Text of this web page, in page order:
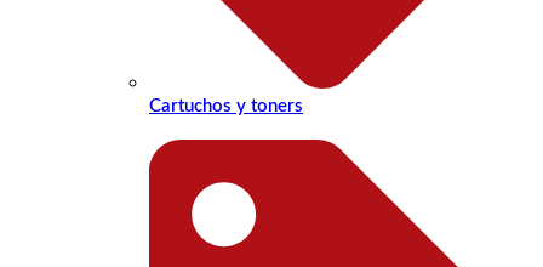
Cartuchos y toners